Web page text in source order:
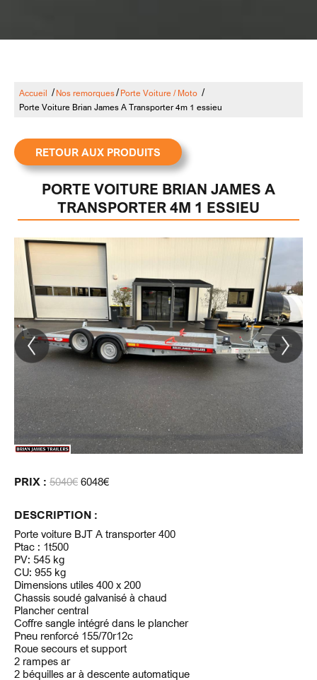
Accueil / Nos remorques/ Porte Voiture / Moto /
Porte Voiture Brian James A Transporter 4m 1 essieu
RETOUR AUX PRODUITS
PORTE VOITURE BRIAN JAMES A
TRANSPORTER 4M 1 ESSIEU
PRIX : 5040€ 6048€
DESCRIPTION :
Porte voiture BJT A transporter 400
Ptac : 1t500
PV: 545 kg
CU: 955 kg
Dimensions utiles 400 x 200
Chassis soudé galvanisé à chaud
Plancher central
Coffre sangle intégré dans le plancher
Pneu renforcé 155/70r12c
Roue secours et support
2 rampes ar
2 béquilles ar à descente automatique